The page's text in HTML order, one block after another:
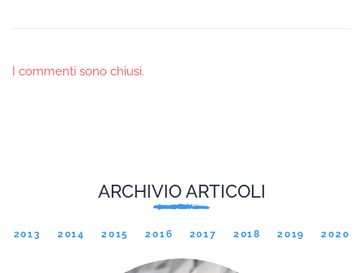
I commenti sono chiusi.
ARCHIVIO ARTICOLI
2013 2014 2015 2016 2017 2018 2019 2020